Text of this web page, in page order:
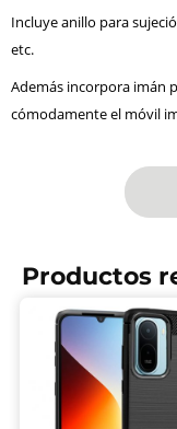
Incluye anillo para
etc.
Además incorpora imán
cómodamente el móvil
Productos